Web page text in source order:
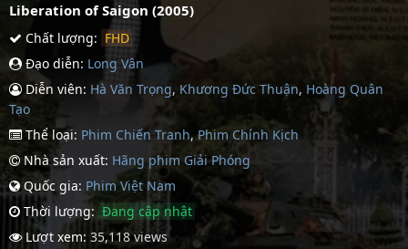
Liberation of Saigon (2005)
Chất lượng: FHD
Đạo diễn: Long Vân
Diễn viên: Hà Văn Trọng, Khương Đức Thuận, Hoàng Quân
Tạo
Thể loại: Phim Chiến Tranh,Phim Chính Kịch
Nhà sản xuất: Hãng phim Giải Phóng
Quốc gia: Phim Việt Nam
Thời lượng: Đang cập nhật
Lượt xem: 35,118 views